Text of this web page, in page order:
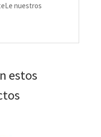
nuestros
estos